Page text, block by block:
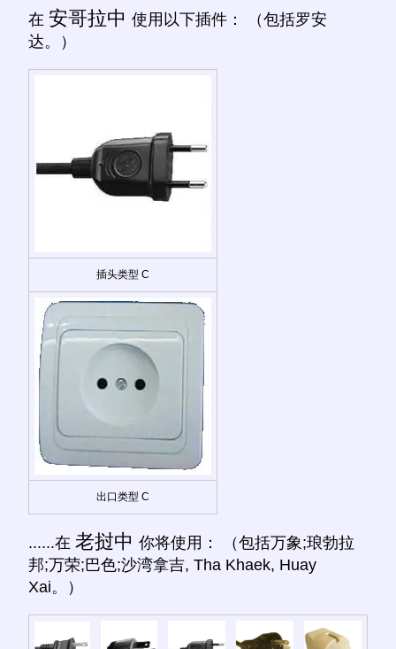
在 安哥拉中 使用以下插件： （包括罗安
达。）
插头类型 C
出口类型 C
......在 老挝中 你将使用： （包括万象;琅勃拉
邦;万荣;巴色;沙湾拿吉, Tha Khaek, Huay
Xai。）